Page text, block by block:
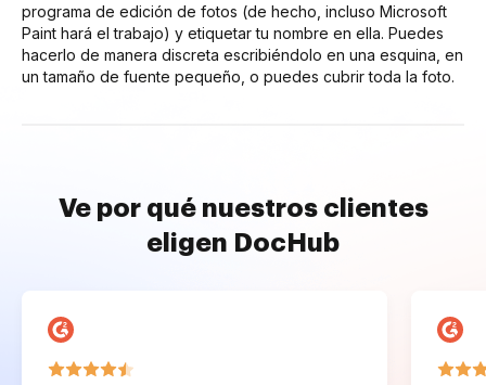
programa de edición de fotos (de hecho, incluso Microsoft
Paint hará el trabajo) y etiquetar tu nombre en ella. Puedes
hacerlo de manera discreta escribiéndolo en una esquina, en
un tamaño de fuente pequeño, o puedes cubrir toda la foto.
Ve por qué nuestros clientes
eligen DocHub